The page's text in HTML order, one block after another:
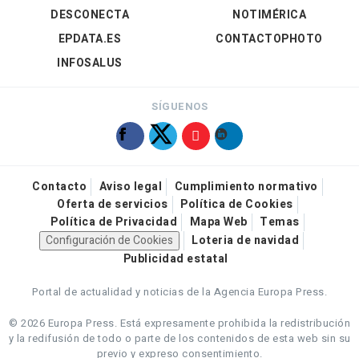
DESCONECTA
EPDATA.ES
INFOSALUS
NOTIMÉRICA
CONTACTOPHOTO
SÍGUENOS
Contacto Aviso legal
Cumplimiento normativo
Oferta de servicios
Política de Cookies
Política de Privacidad
Mapa Web
Temas
Configuración de Cookies
Loteria de navidad
Publicidad estatal
Portal de actualidad y noticias de la Agencia Europa Press.
© 2026 Europa Press. Está expresamente prohibida la redistribución
y la redifusión de todo o parte de los contenidos de esta web sin su
previo y expreso consentimiento.